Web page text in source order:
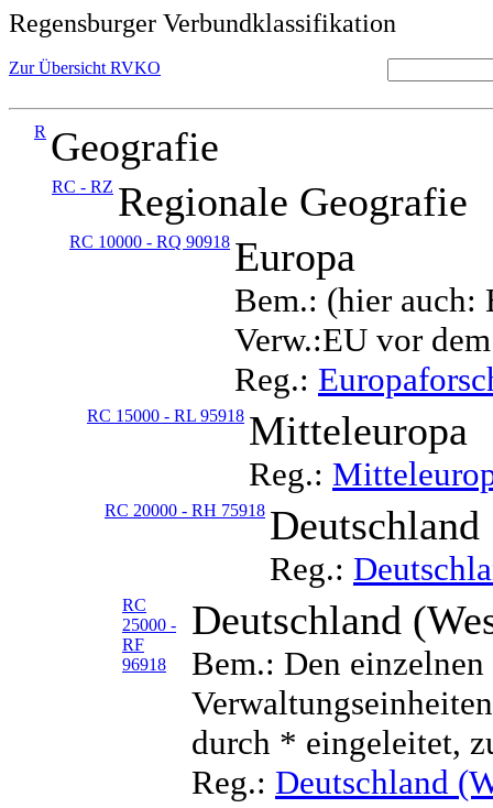
Regensburger Verbundklassifikation
Zur Übersicht RVKO
R Geografie
RC - RZ Regionale Geografie
RC 10000 - RQ 90918 Europa
Bem.: (hier auch:
Verw.:EU vor
Reg.:
RC 15000 - RL 95918 Mitteleuropa
Reg.:
RC 20000 - RH 75918 Deutschland
Reg.:
RC
25000 -
RF
96918
Deutschland
Bem.: Den
durch * eingeleitet,
Reg.: Deutschland